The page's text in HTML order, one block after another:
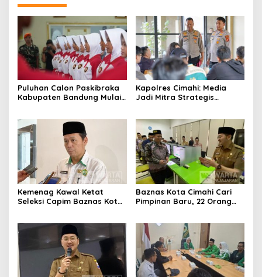
Puluhan Calon Paskibraka
Kabupaten Bandung Mulai
Kapolres Cimahi: Media
Jadi Mitra Strategis
Kemenag Kawal Ketat
Seleksi Capim Baznas Kota
Berintegritas
Baznas Kota Cimahi Cari
Pimpinan Baru, 22 Orang